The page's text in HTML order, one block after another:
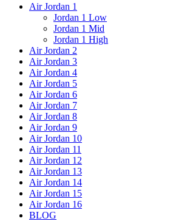
Air Jordan 1
Jordan 1 Low
Jordan 1 Mid
Jordan 1 High
Air Jordan 2
Air Jordan 3
Air Jordan 4
Air Jordan 5
Air Jordan 6
Air Jordan 7
Air Jordan 8
Air Jordan 9
Air Jordan 10
Air Jordan 11
Air Jordan 12
Air Jordan 13
Air Jordan 14
Air Jordan 15
Air Jordan 16
BLOG